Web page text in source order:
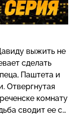
выжить не
сделать
Паштета и
Отвергнутая
комнату
сводит ее с